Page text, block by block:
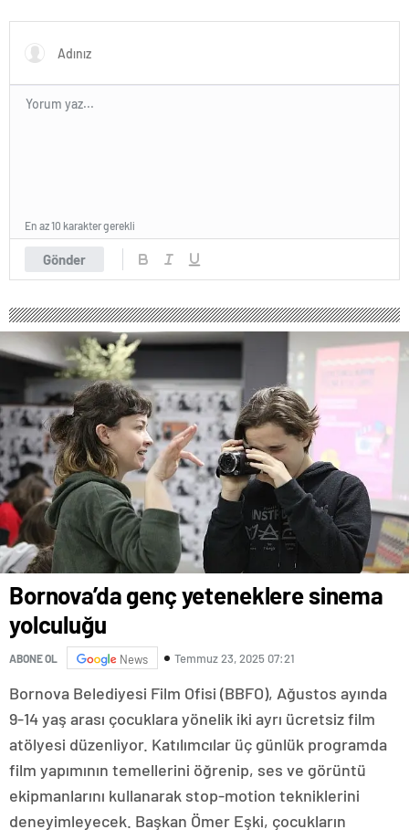
Gönder
En az 10 karakter gerekli
Bornova’da genç yeteneklere sinema
yolculuğu
ABONE OL News Temmuz 23, 2025 07:21
Bornova Belediyesi Film Ofisi (BBFO), Ağustos ayında
9-14 yaş arası çocuklara yönelik iki ayrı ücretsiz film
atölyesi düzenliyor. Katılımcılar üç günlük programda
film yapımının temellerini öğrenip, ses ve görüntü
ekipmanlarını kullanarak stop-motion tekniklerini
deneyimleyecek. Başkan Ömer Eşki, çocukların